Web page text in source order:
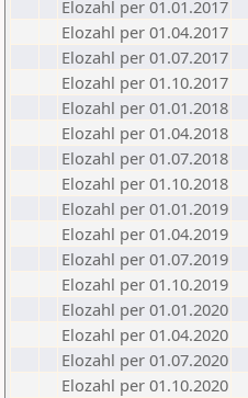
Elozahl per 01.01.2017
Elozahl per 01.04.2017
Elozahl per 01.07.2017
Elozahl per 01.10.2017
Elozahl per 01.01.2018
Elozahl per 01.04.2018
Elozahl per 01.07.2018
Elozahl per 01.10.2018
Elozahl per 01.01.2019
Elozahl per 01.04.2019
Elozahl per 01.07.2019
Elozahl per 01.10.2019
Elozahl per 01.01.2020
Elozahl per 01.04.2020
Elozahl per 01.07.2020
Elozahl per 01.10.2020